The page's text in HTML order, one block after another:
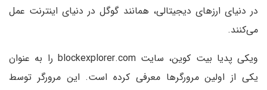
در دنیای ارزهای دیجیتالی، همانند گوگل در دنیای اینترنت عمل
می‌کنند.
ویکی پدیا بیت کوین، سایت blockexplorer.com را به عنوان
یکی از اولین مرورگرها معرفی کرده است. این مرورگر توسط